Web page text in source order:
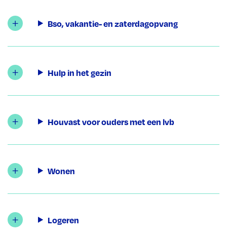
Bso, vakantie- en zaterdagopvang
Hulp in het gezin
Houvast voor ouders met een lvb
Wonen
Logeren